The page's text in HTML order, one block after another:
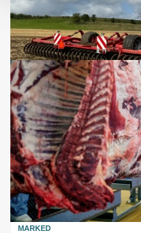
MARKED